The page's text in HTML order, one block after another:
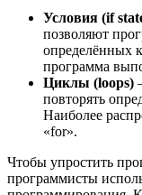
Условия (if
позволяют
определённых
программа
Циклы (loops)
повторять
Наиболее
«for».
Чтобы упростить
программисты